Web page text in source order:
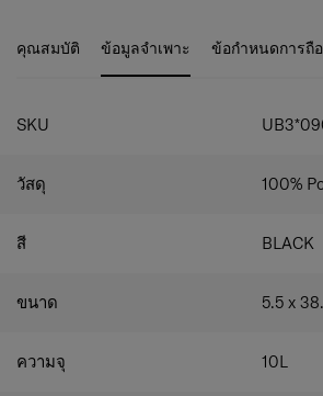
collection's understanding of a
element is designed to reflect the
Rich interior organization
Securely holds a laptop of up to
Carry your bag at your preferred
คุณสมบัติ ข้อมูลจำเพาะ ข้อกำหนดการถื
SKU
วัสดุ 100%
สี BLACK
ขนาด 5.5 x
ความจุ 10L